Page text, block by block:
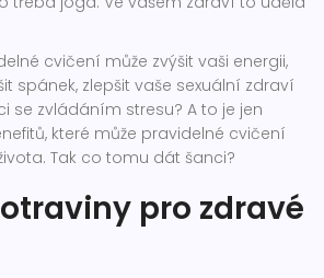
cvičení může zvýšit vaši energii,
spánek, zlepšit vaše sexuální zdraví
se zvládáním stresu? A to je jen
které může pravidelné cvičení
Tak co tomu dát šanci?
pro zdravé